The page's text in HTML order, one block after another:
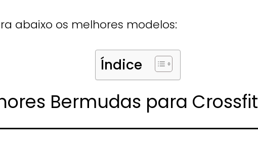
abaixo os melhores modelos:
Índice
Bermudas para Crossfit